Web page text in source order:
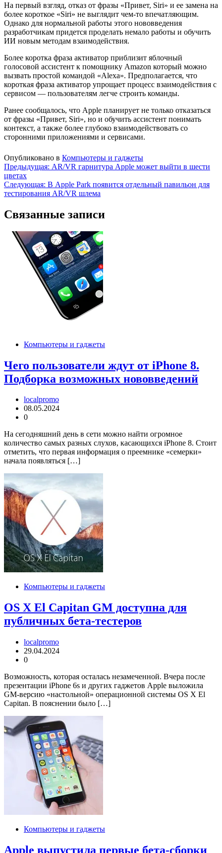
На первый взгляд, отказ от фразы «Привет, Siri» и ее замена на
более короткое «Siri» не выглядит чем-то впечатляющим.
Однако для нормальной работы этого нововведения
разработчикам придется проделать немало работы и обучить
ИИ новым методам взаимодействия.
Более коротка фраза активатор приблизит яблочный
голосовой ассистент к помощнику Amazon который можно
вызвать простой командой «Alexa». Предполагается, что
короткая фраза активатор упрощает процесс взаимодействия с
сервисом — пользователям легче строить команды.
Ранее сообщалось, что Apple планирует не только отказаться
от фразы «Привет, Siri», но и обучить ассистент понимать
контекст, а также более глубоко взаимодействовать со
сторонними приложениями и сервисами.
Опубликовано в Компьютеры и гаджеты
Навигация
по
записям
Предыдущая: AR/VR гарнитура Apple может выйти в шести
цветах
Следующая: В Apple Park появится отдельный павильон для
тестирования AR/VR шлема
Связанные записи
Компьютеры и гаджеты
Чего пользователи ждут от iPhone 8.
Подборка возможных нововведений
localpromo
08.05.2024
0
На сегодняшний день в сети можно найти огромное
количество самых разных слухов, касающихся iPhone 8. Стоит
отметить, что первая информация о преемнике «семерки»
начала появляться […]
Компьютеры и гаджеты
OS X El Capitan GM доступна для
публичных бета-тестеров
localpromo
29.04.2024
0
Возможность, которая осталась незамеченной. Вчера после
презентации iPhone 6s и других гаджетов Apple выложила
GM-версию «настольной» операционной системы OS X El
Capitan. В пояснении было […]
Компьютеры и гаджеты
Apple выпустила первые бета-сборки